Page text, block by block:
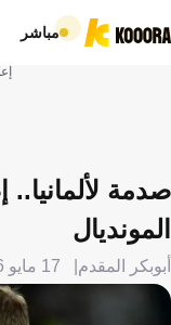
مباشر
صدمة لألمانيا..
المونديال
أبوبكر المقدم 17 مايو 2026